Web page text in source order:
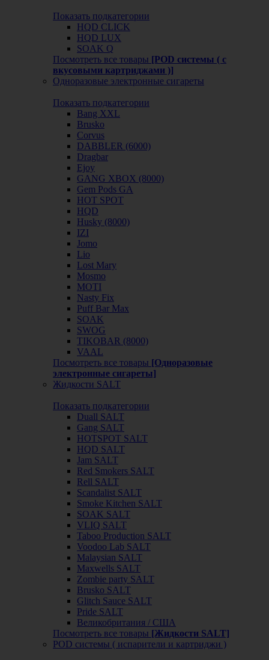
Показать подкатегории
HQD CLICK
HQD LUX
SOAK Q
Посмотреть все товары [POD системы ( с
вкусовыми картриджами )]
Одноразовые электронные сигареты
Показать подкатегории
Bang XXL
Brusko
Corvus
DABBLER (6000)
Dragbar
Ejoy
GANG XBOX (8000)
Gem Pods GA
HOT SPOT
HQD
Husky (8000)
IZI
Jomo
Lio
Lost Mary
Mosmo
MOTI
Nasty Fix
Puff Bar Max
SOAK
SWOG
TIKOBAR (8000)
VAAL
Посмотреть все товары [Одноразовые
электронные сигареты]
Жидкости SALT
Показать подкатегории
Duall SALT
Gang SALT
HOTSPOT SALT
HQD SALT
Jam SALT
Red Smokers SALT
Rell SALT
Scandalist SALT
Smoke Kitchen SALT
SOAK SALT
VLIQ SALT
Taboo Production SALT
Voodoo Lab SALT
Malaysian SALT
Maxwells SALT
Zombie party SALT
Brusko SALT
Glitch Sauce SALT
Pride SALT
Великобритания / США
Посмотреть все товары [Жидкости SALT]
POD системы ( испарители и картриджи )